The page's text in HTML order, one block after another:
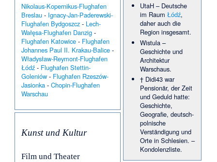
Nikolaus-Kopernikus-Flughafen
Breslau - Ignacy-Jan-Paderewski-
Flughafen Bydgoszcz - Lech-
Wałęsa-Flughafen Danzig -
Flughafen Katowice - Flughafen
Johannes Paul II. Krakau-Balice -
Władysław-Reymont-Flughafen
Łódź - Flughafen Stettin-
Goleniów - Flughafen Rzeszów-
Jasionka -Chopin-Flughafen
Warschau
Kunst und Kultur
Film und Theater
UtaH– Deutsche
im Raum Łódź,
daher auch die
Region insgesamt.
Wistula–
Geschichte und
Architektur
Warschaus.
† Didi43war
Pensionär, der Zeit
und Geduld hatte:
Geschichte,
Geografie, deutsch-
polnische
Verständigung und
Orte in Schlesien. –
Kondolenzliste.